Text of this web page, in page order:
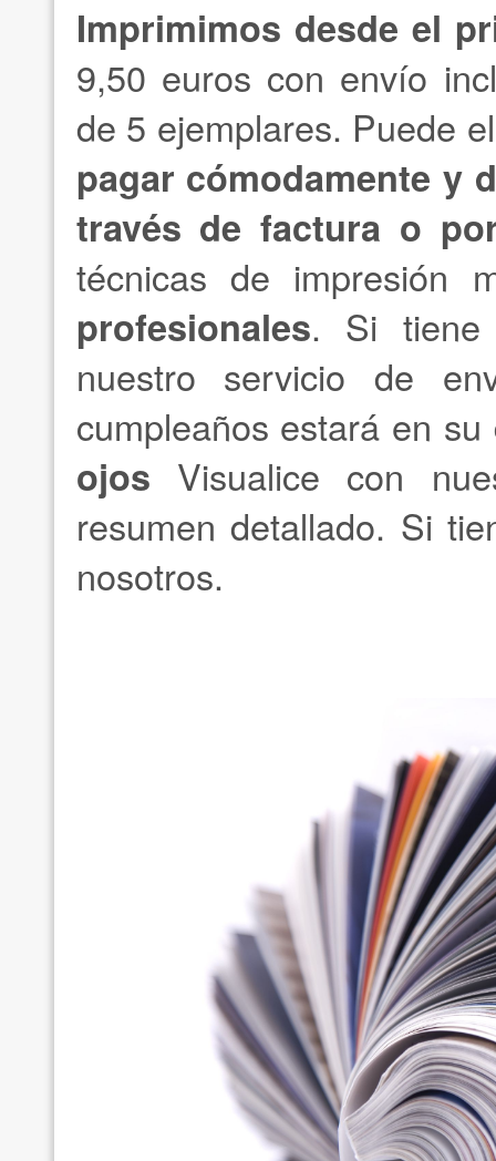
Imprimimos desde el
9,50 euros con envío
de 5 ejemplares. Puede
pagar cómodamente y
través de factura o
técnicas de impresión
profesionales. Si tiene
nuestro servicio de
cumpleaños estará en
ojos Visualice con
resumen detallado. Si
nosotros.